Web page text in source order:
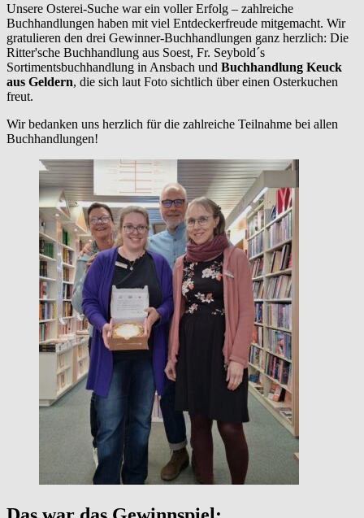
Unsere Osterei-Suche war ein voller Erfolg – zahlreiche
Buchhandlungen haben mit viel Entdeckerfreude mitgemacht. Wir
gratulieren den drei Gewinner-Buchhandlungen ganz herzlich: Die
Ritter'sche Buchhandlung aus Soest, Fr. Seybold´s
Sortimentsbuchhandlung in Ansbach und Buchhandlung Keuck
aus Geldern, die sich laut Foto sichtlich über einen Osterkuchen
freut.
Wir bedanken uns herzlich für die zahlreiche Teilnahme bei allen
Buchhandlungen!